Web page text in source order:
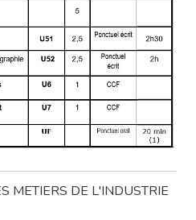
METIERS DE L'INDUSTRIE